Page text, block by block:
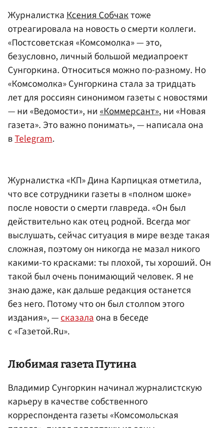
ЖурналисткаКсения Собчактоже
отреагировала на новость о смерти коллеги.
«Постсоветская «Комсомолка» — это,
безусловно, личный большой медиапроект
Сунгоркина. Относиться можно по-разному. Но
«Комсомолка» Сунгоркина стала за тридцать
лет для россиян синонимом газеты с новостями
— ни «Ведомости», ни«Коммерсант», ни «Новая
газета». Это важно понимать», — написала она
вTelegram.
Журналистка «КП» Дина Карпицкая отметила,
что все сотрудники газеты в «полном шоке»
после новости о смерти главреда. «Он был
действительно как отец родной. Всегда мог
выслушать, сейчас ситуация в мире везде такая
сложная, поэтому он никогда не мазал никого
какими-то красками: ты плохой, ты хороший. Он
такой был очень понимающий человек. Я не
знаю даже, как дальше редакция останется
без него. Потому что он был столпом этого
издания», —сказалаона в беседе
с «Газетой.Ru».
Любимая газетаПутина
Владимир Сунгоркин начинал журналистскую
карьеру в качестве собственного
корреспондента газеты «Комсомольская